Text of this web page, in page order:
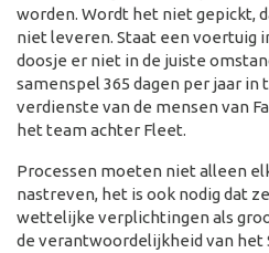
worden. Wordt het niet gepickt,
niet leveren. Staat een voertuig
doosje er niet in de juiste
samenspel 365 dagen per jaar in
verdienste van de mensen van
het team achter Fleet.
Processen moeten niet alleen
nastreven, het is ook nodig dat
wettelijke verplichtingen als
de verantwoordelijkheid van het